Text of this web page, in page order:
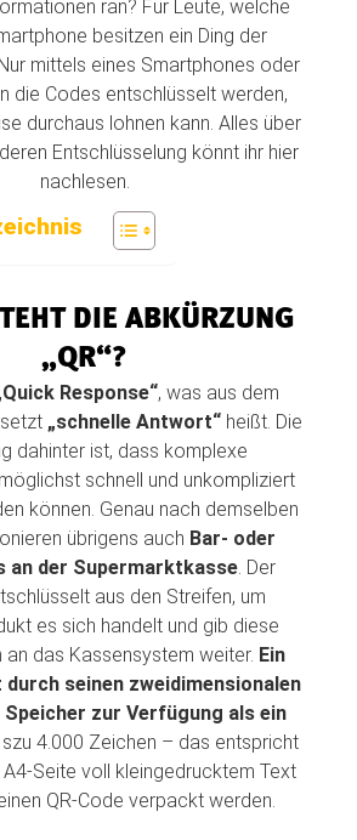
ran? Für Leute, welche
besitzen ein Ding der
mittels eines Smartphones oder
die Codes entschlüsselt werden,
durchaus lohnen kann. Alles über
Entschlüsselung könnt ihr hier
nachlesen.
DIE ABKÜRZUNG
„QR“?
Response“, was aus dem
„schnelle Antwort“heißt. Die
dahinter ist, dass komplexe
schnell und unkompliziert
können. Genau nach demselben
übrigens auch Bar- oder
an der Supermarktkasse . Der
aus den Streifen, um
es sich handelt und gib diese
das Kassensystem weiter. Ein
durch seinen zweidimensionalen
zur Verfügung als ein
szu 4.000 Zeichen – das entspricht
Seite voll kleingedrucktem Text
QR-Code verpackt werden.